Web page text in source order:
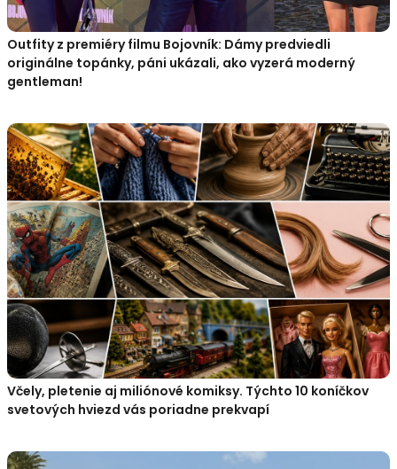
Outfity z premiéry filmu Bojovník: Dámy predviedli
originálne topánky, páni ukázali, ako vyzerá moderný
gentleman!
Včely, pletenie aj miliónové komiksy. Týchto 10 koníčkov
svetových hviezd vás poriadne prekvapí